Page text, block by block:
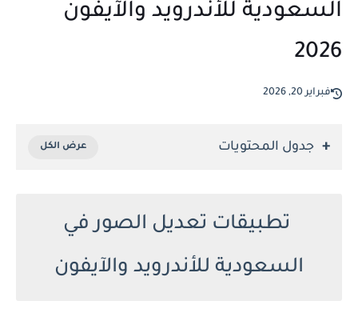
السعودية للأندرويد والآيفون
2026
فبراير 20, 2026
جدول المحتويات
تطبيقات تعديل الصور في
السعودية للأندرويد والآيفون